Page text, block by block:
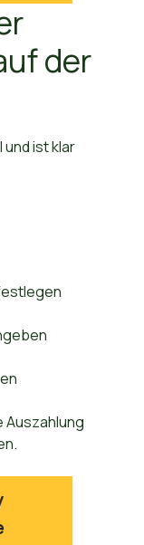
der
ist klar
Auszahlung